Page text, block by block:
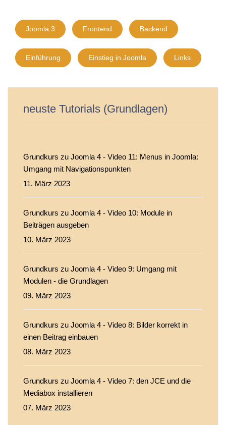
Joomla 3 Frontend Backend
Einführung Einstieg in Joomla Links
neuste Tutorials (Grundlagen)
Grundkurs zu Joomla 4 - Video 11: Menus in Joomla:
Umgang mit Navigationspunkten
11. März 2023
Grundkurs zu Joomla 4 - Video 10: Module in
Beiträgen ausgeben
10. März 2023
Grundkurs zu Joomla 4 - Video 9: Umgang mit
Modulen - die Grundlagen
09. März 2023
Grundkurs zu Joomla 4 - Video 8: Bilder korrekt in
einen Beitrag einbauen
08. März 2023
Grundkurs zu Joomla 4 - Video 7: den JCE und die
Mediabox installieren
07. März 2023